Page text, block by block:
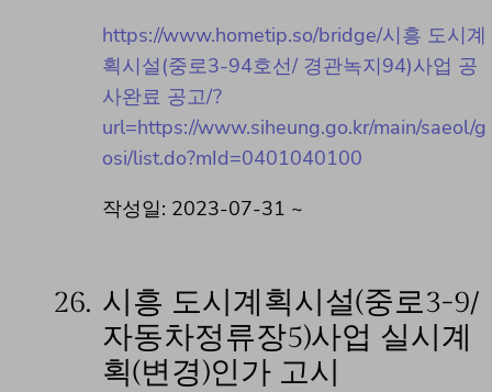
https://www.hometip.so/bridge/시흥 도시계
획시설(중로3-94호선/ 경관녹지94)사업 공
사완료 공고/?
url=https://www.siheung.go.kr/main/saeol/g
osi/list.do?mId=0401040100
작성일: 2023-07-31 ~
26. 시흥 도시계획시설(중로3-9/
자동차정류장5)사업 실시계
획(변경)인가 고시